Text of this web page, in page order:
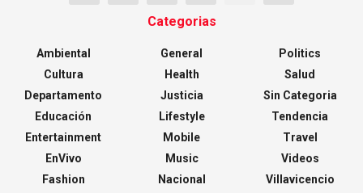
Categorias
Ambiental
Cultura
Departamento
Educación
Entertainment
EnVivo
Fashion
General
Health
Justicia
Lifestyle
Mobile
Music
Nacional
Politics
Salud
Sin Categoria
Tendencia
Travel
Videos
Villavicencio